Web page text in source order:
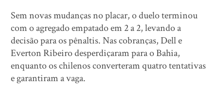
Sem novas mudanças no placar, o duelo terminou
com o agregado empatado em 2 a 2, levando a
decisão para os pênaltis. Nas cobranças, Dell e
Everton Ribeiro desperdiçaram para o Bahia,
enquanto os chilenos converteram quatro tentativas
e garantiram a vaga.